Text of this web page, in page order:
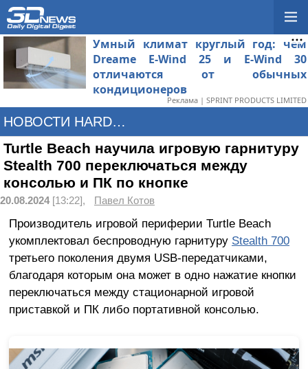
Умный климат круглый год: чем
Dreame E-Wind 25 и E-Wind 30
отличаются от обычных
кондиционеров
Реклама | SPRINT PRODUCTS LIMITED
НОВОСТИ HARDWARE
Turtle Beach научила игровую гарнитуру
Stealth 700 переключаться между
консолью и ПК по кнопке
20.08.2024[13:22], Павел Котов
Производитель игровой периферии Turtle Beach
укомплектовал беспроводную гарнитуру Stealth 700
третьего поколения двумя USB-передатчиками,
благодаря которым она может в одно нажатие кнопки
переключаться между стационарной игровой
приставкой и ПК либо портативной консолью.